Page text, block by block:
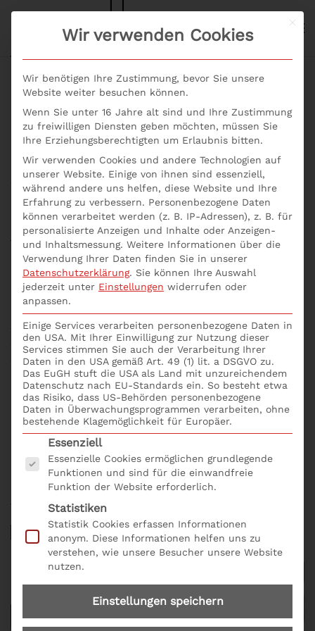
Skip to main content
Wie kann ich mein
Zeitmanagement
verbessern?
Geschrieben vonp537752am 12. Mai 2021. Veröffentlicht in
Uncategorized.
Kennst du das Gefühl, nur noch reagieren zu können
und nicht mehr aktiv zu handeln? Mit Seminare
Zeitmanagement erlernst du die neuesten Methoden
für eine agile Selbstorganisation. Lebe dein eigenes
Tempo mit Seminare Zeitmanagement! Nützliche
Techniken erhältst du mit der S+P Tool Box Agiles
Zeitmanagement für Fach- und Führungskräfte. Wie
erreiche ich schnell und konstruktive Ergebnisse im
Meeting? online buchen: bequem und einfach mit
demSeminarformular online. Tipp: S+P Online
Schulungen bringen dein Office direkt in unseren
Seminarraum. S+P Online Schulungen sind interaktiv
und spannend. Wähle dein passendes
online Seminarformular
Mit
Wir verwenden Cookies
Wir benötigen Ihre Zustimmung, bevor Sie unsere
Website weiter besuchen können.
Wenn Sie unter 16 Jahre alt sind und Ihre Zustimmung
zu freiwilligen Diensten geben möchten, müssen Sie
Ihre Erziehungsberechtigten um Erlaubnis bitten.
Wir verwenden Cookies und andere Technologien auf
unserer Website. Einige von ihnen sind essenziell,
während andere uns helfen, diese Website und Ihre
Erfahrung zu verbessern. Personenbezogene Daten
können verarbeitet werden (z. B. IP-Adressen), z. B. für
personalisierte Anzeigen und Inhalte oder Anzeigen-
und Inhaltsmessung. Weitere Informationen über die
Verwendung Ihrer Daten finden Sie in unserer
Datenschutzerklärung. Sie können Ihre Auswahl
jederzeit unter Einstellungen widerrufen oder
anpassen.
Einige Services verarbeiten personenbezogene Daten in
den USA. Mit Ihrer Einwilligung zur Nutzung dieser
Services stimmen Sie auch der Verarbeitung Ihrer
Daten in den USA gemäß Art. 49 (1) lit. a DSGVO zu.
Das EuGH stuft die USA als Land mit unzureichendem
Datenschutz nach EU-Standards ein. So besteht etwa
das Risiko, dass US-Behörden personenbezogene
Daten in Überwachungsprogrammen verarbeiten, ohne
bestehende Klagemöglichkeit für Europäer.
Es folgt eine Liste der Service-Gruppen, für die
Essenziell
Essenzielle Cookies ermöglichen grundlegende
Funktionen und sind für die einwandfreie
Funktion der Website erforderlich.
Statistiken
Statistik Cookies erfassen Informationen
anonym. Diese Informationen helfen uns zu
verstehen, wie unsere Besucher unsere Website
nutzen.
Einstellungen speichern